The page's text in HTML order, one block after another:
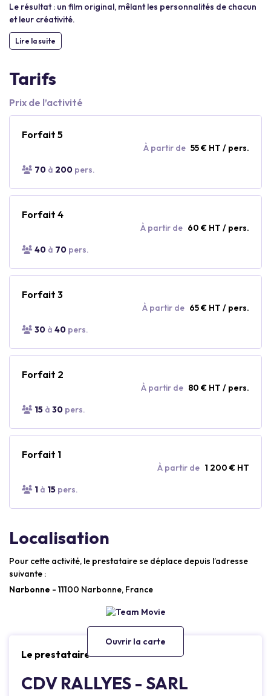
Le résultat : un film original, mêlant les personnalités de chacun
et leur créativité.
Lire la suite
Tarifs
Prix de l’activité
Forfait 5
À partir de 55 € HT / pers.
70 à 200 pers.
Forfait 4
À partir de 60 € HT / pers.
40 à 70 pers.
Forfait 3
À partir de 65 € HT / pers.
30 à 40 pers.
Forfait 2
À partir de 80 € HT / pers.
15 à 30 pers.
Forfait 1
À partir de 1 200 € HT
1 à 15 pers.
Localisation
Pour cette activité, le prestataire se déplace depuis l’adresse
suivante :
Narbonne - 11100 Narbonne, France
Ouvrir la carte
Le prestataire
CDV RALLYES - SARL